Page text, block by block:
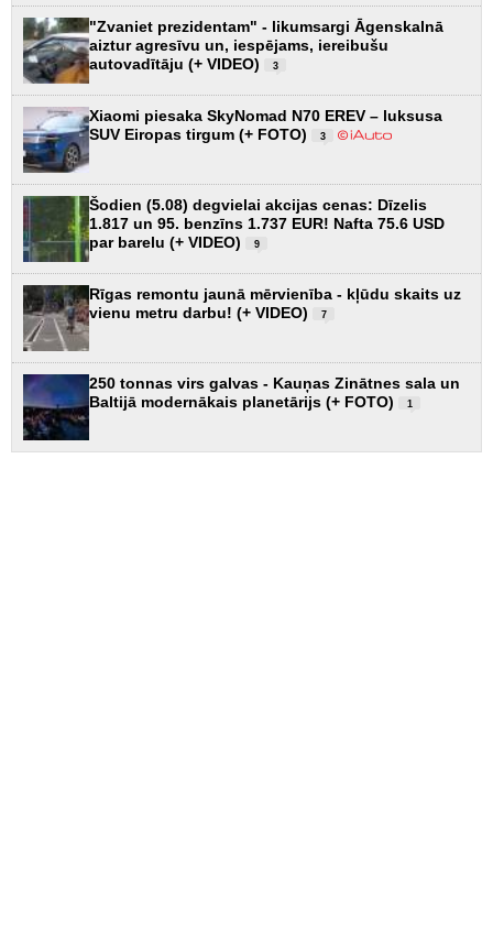
"Zvaniet prezidentam" - likumsargi Āgenskalnā
aiztur agresīvu un, iespējams, iereibušu
autovadītāju (+ VIDEO)
3
Xiaomi piesaka SkyNomad N70 EREV – luksusa
SUV Eiropas tirgum (+ FOTO)
3
Šodien (5.08) degvielai akcijas cenas: Dīzelis
1.817 un 95. benzīns 1.737 EUR! Nafta 75.6 USD
par barelu (+ VIDEO)
9
Rīgas remontu jaunā mērvienība - kļūdu skaits uz
vienu metru darbu! (+ VIDEO)
7
250 tonnas virs galvas - Kauņas Zinātnes sala un
Baltijā modernākais planetārijs (+ FOTO)
1